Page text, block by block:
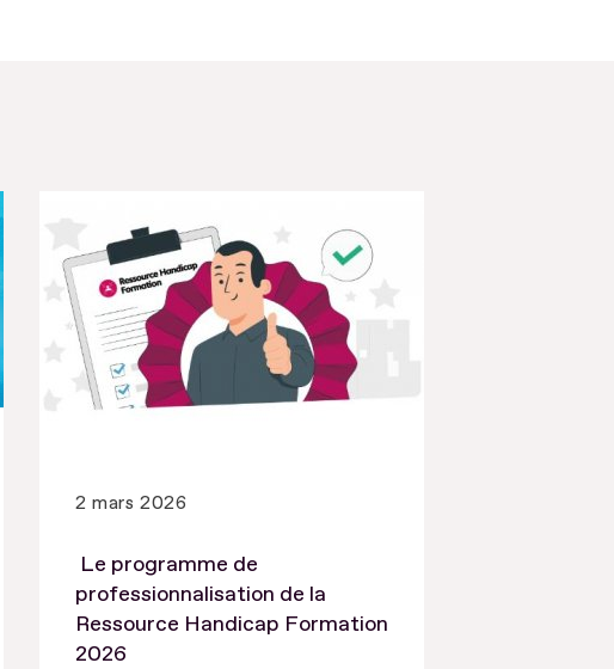
2 mars 2026
Le programme de
professionnalisation de la
Ressource Handicap Formation
2026